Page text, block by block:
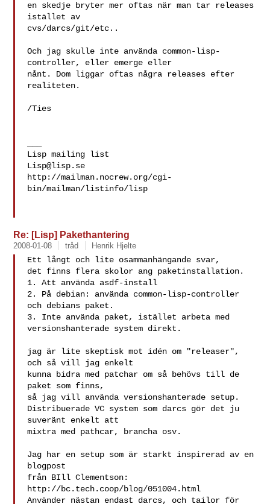
en skedje bryter mer oftas när man tar releases
istället av
cvs/darcs/git/etc..
Och jag skulle inte använda common-lisp-
controller, eller emerge eller
nånt. Dom liggar oftas några releases efter
realiteten.
/Ties
Lisp@lisp.se
http://mailman.nocrew.org/cgi-
bin/mailman/listinfo/lisp
Re: [Lisp] Pakethantering
2008-01-08 tråd Henrik Hjelte
Ett långt och lite osammanhängande svar,
det finns flera skolor ang paketinstallation.
1. Att använda asdf-install
2. På debian: använda common-lisp-controller
och debians paket.
3. Inte använda paket, istället arbeta med
versionshanterade system direkt.
jag är lite skeptisk mot idén om "releaser",
och så vill jag enkelt
kunna bidra med patchar om så behövs till de
paket som finns,
så jag vill använda versionshanterade setup.
Distribuerade VC system som darcs gör det ju
suveränt enkelt att
mixtra med pathcar, brancha osv.
Jag har en setup som är starkt inspirerad av en
blogpost
från BIll Clementson:
http://bc.tech.coop/blog/051004.html
Använder nästan endast darcs, och tailor för